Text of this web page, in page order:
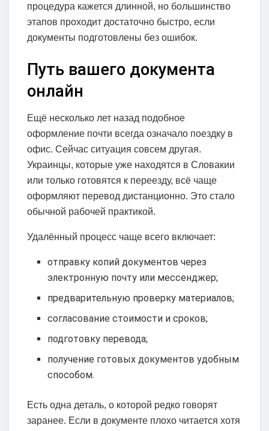
процедура кажется длинной, но большинство
этапов проходит достаточно быстро, если
документы подготовлены без ошибок.
Путь вашего документа
онлайн
Ещё несколько лет назад подобное
оформление почти всегда означало поездку в
офис. Сейчас ситуация совсем другая.
Украинцы, которые уже находятся в Словакии
или только готовятся к переезду, всё чаще
оформляют перевод дистанционно. Это стало
обычной рабочей практикой.
Удалённый процесс чаще всего включает:
отправку копий документов через
электронную почту или мессенджер;
предварительную проверку материалов;
согласование стоимости и сроков;
подготовку перевода;
получение готовых документов удобным
способом.
Есть одна деталь, о которой редко говорят
заранее. Если в документе плохо читается хотя